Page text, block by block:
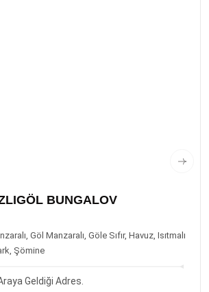
BUNGALOV
Göl Manzaralı, Göle Sıfır, Havuz, Isıtmalı
Şömine
Geldiği Adres.